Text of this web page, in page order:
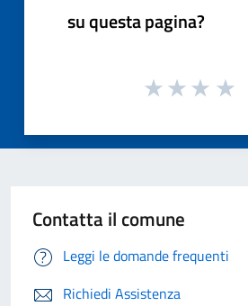
su questa pagina?
Contatta il comune
Leggi le domande frequenti
Richiedi Assistenza